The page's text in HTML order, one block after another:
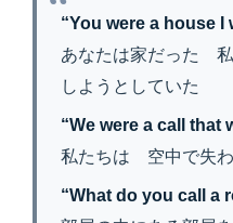
“You were a house
あなたは家だった
しようとしていた
“We were a call that
私たちは 空中で失
“What do you call a